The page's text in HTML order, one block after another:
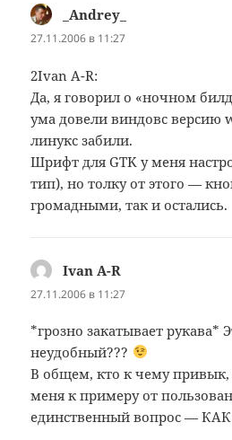
_Andrey_
27.11.2006 в 11:27
2Ivan A-R:
Да, я говорил о «ночном
ума довели виндовс версию
линукс забили.
Шрифт для GTK у меня
тип), но толку от этого —
громадными, так и остались.
Ivan A-R
27.11.2006 в 11:27
*грозно закатывает рукава*
неудобный???
В общем, кто к чему привык,
меня к примеру от
единственный вопрос —